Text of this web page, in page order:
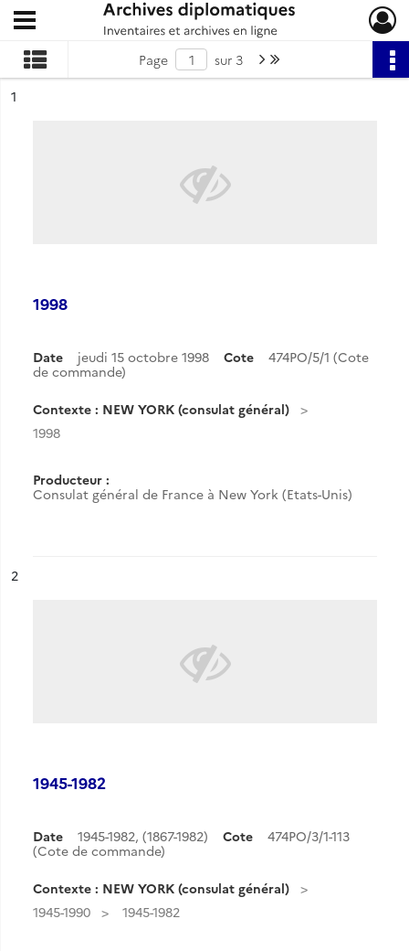
Archives diplomatiques
Ouvrir le menu déroulant
Page sur 3 Page suivante : 1/3
n°
1
1998
Date jeudi 15 octobre 1998 Cote
474PO/5/1 (Cote
de commande)
Contexte : NEW YORK (consulat général)
1998
Producteur :
Consulat général de France à New York (Etats-Unis)
n°
2
1945-1982
Date 1945-1982, (1867-1982) Cote
474PO/3/1-113
(Cote de commande)
Contexte : NEW YORK (consulat général)
1945-1990
1945-1982